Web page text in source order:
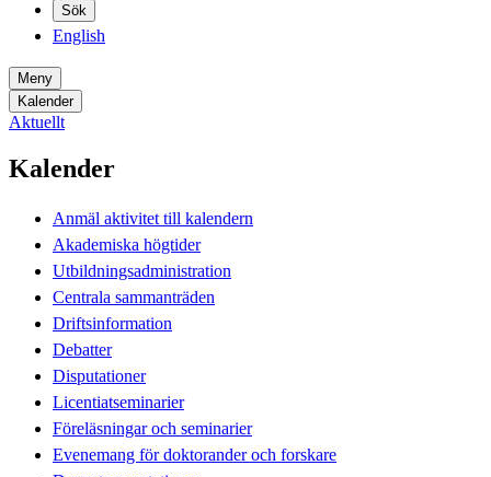
Sök
English
Meny
Kalender
Aktuellt
Kalender
Anmäl aktivitet till kalendern
Akademiska högtider
Utbildningsadministration
Centrala sammanträden
Driftsinformation
Debatter
Disputationer
Licentiatseminarier
Föreläsningar och seminarier
Evenemang för doktorander och forskare